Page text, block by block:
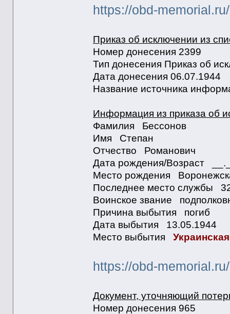
https://obd-
Приказ об исключении из
Номер донесения 2399
Тип донесения Приказ об
Дата донесения 06.07.1944
Название источника
Информация из приказа об
Фамилия Бессонов
Имя Степан
Отчество Романович
Дата рождения/Возраст
Место рождения
Последнее место службы
Воинское звание
Причина выбытия погиб
Дата выбытия 13.05.1944
Место выбытия
https://obd-
Документ, уточняющий
Номер донесения 965